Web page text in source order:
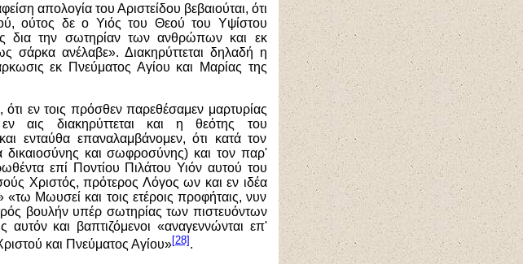
απολογία του Αριστείδου βεβαιούται, ότι
ούτος δε ο Υιός του Θεού του Υψίστου
δια την σωτηρίαν των ανθρώπων και εκ
σάρκα ανέλαβε». Διακηρύττεται δηλαδή η
εκ Πνεύματος Αγίου και Μαρίας της
εν τοις πρόσθεν παρεθέσαμεν μαρτυρίας
αις διακηρύττεται και η θεότης του
ενταύθα επαναλαμβάνομεν, ότι κατά τον
δικαιοσύνης και σωφροσύνης) και τον παρ'
επί Ποντίου Πιλάτου Υιόν αυτού του
Χριστός, πρότερος Λόγος ων και εν ιδέα
Μωυσεί και τοις ετέροις προφήταις, νυν
βουλήν υπέρ σωτηρίας των πιστευόντων
αυτόν και βαπτιζόμενοι «αναγεννώνται επ'
και Πνεύματος Αγίου»[28] .